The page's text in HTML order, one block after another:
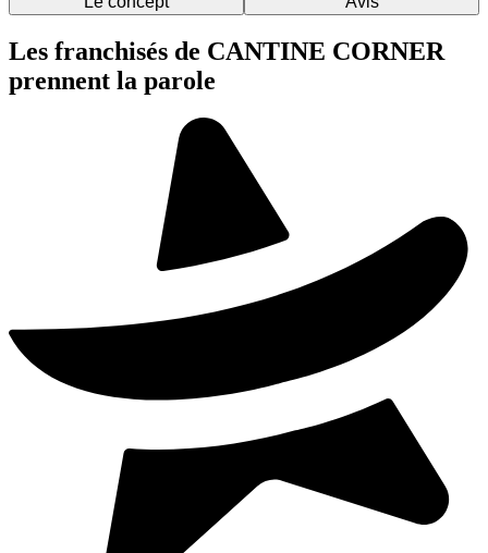
Les franchisés de CANTINE CORNER
prennent la parole